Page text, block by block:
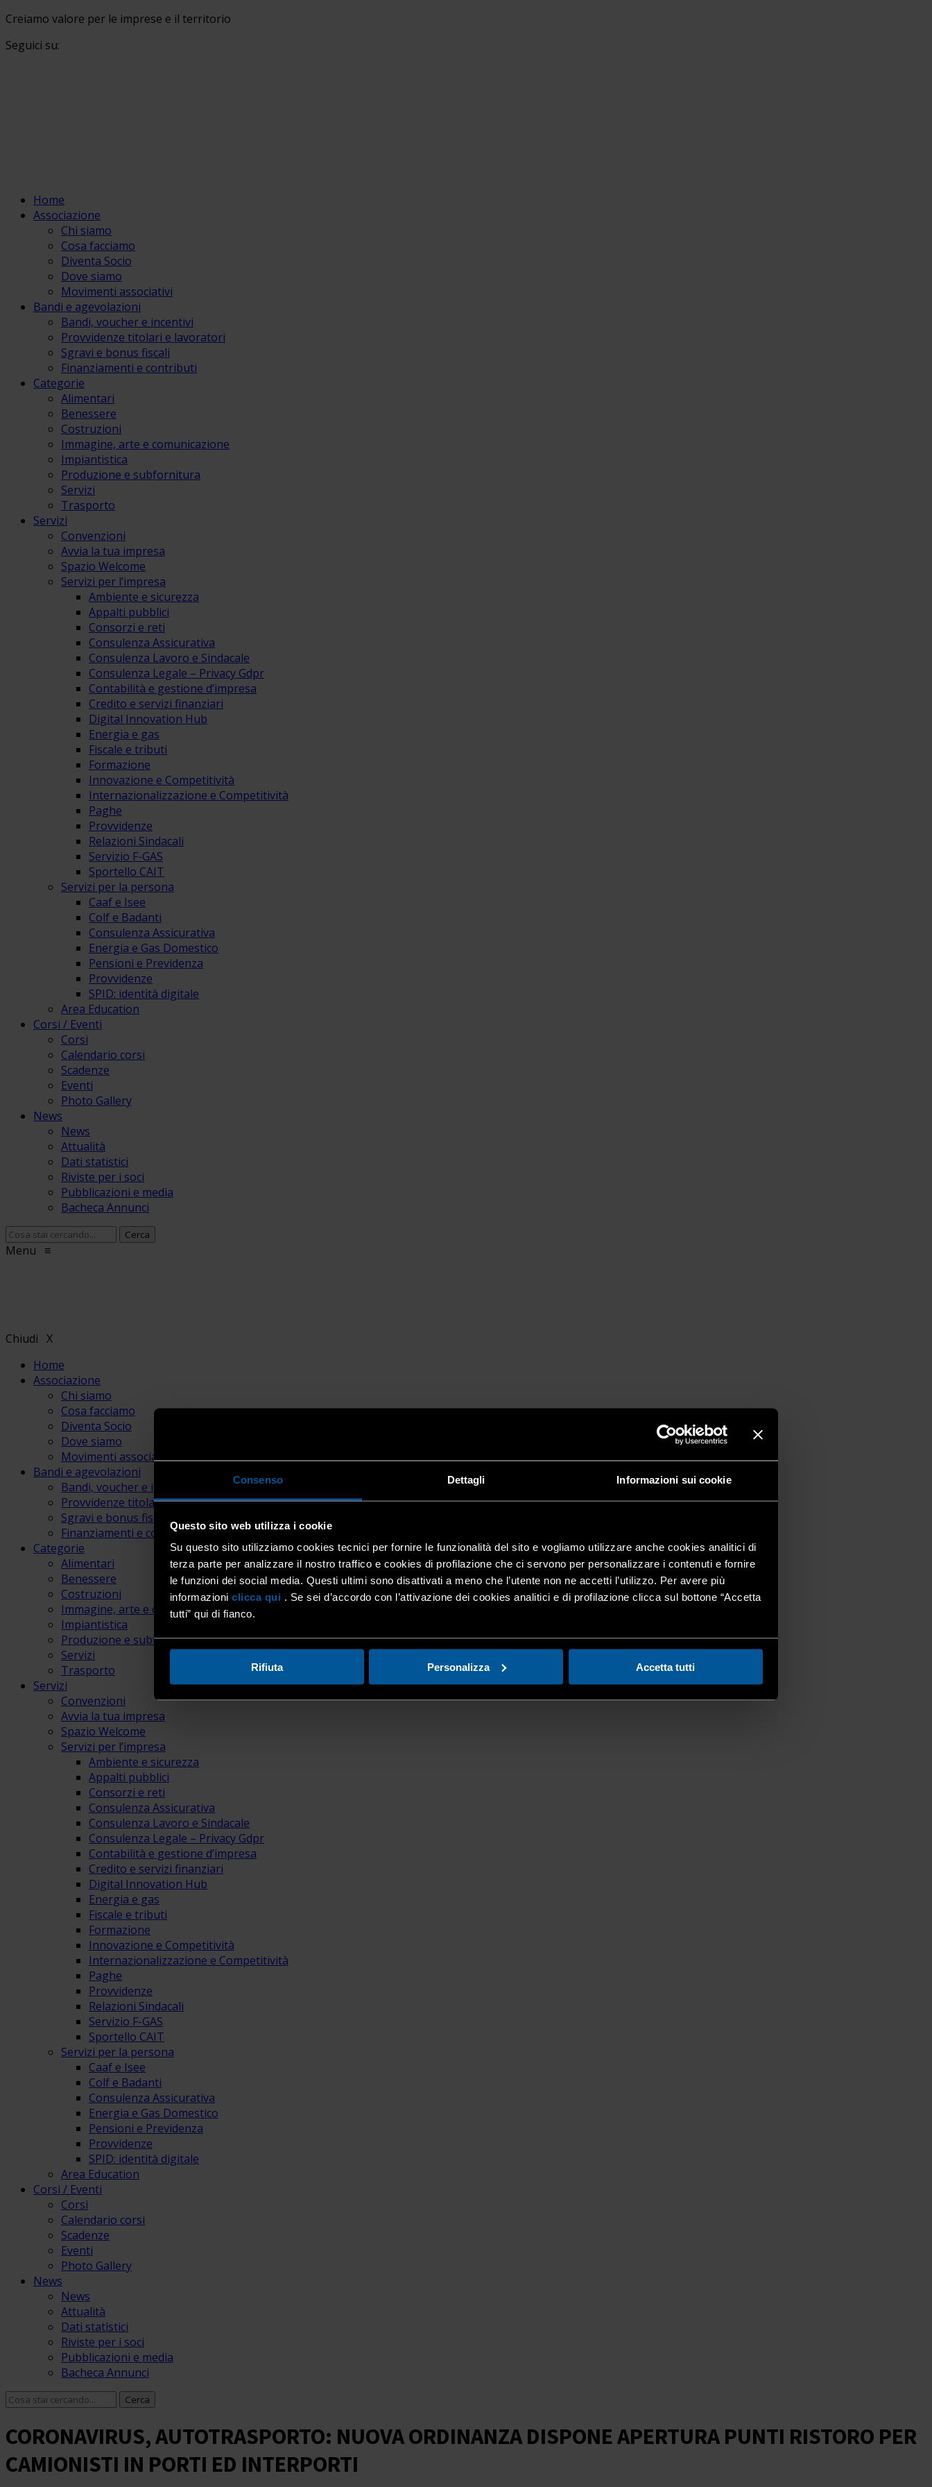
Consenso Dettagli Informazioni sui cookie
Questo sito web utilizza i cookie
Su questo sito utilizziamo cookies tecnici per fornire le funzionalità del sito e vogliamo utilizzare anche cookies analitici di
terza parte per analizzare il nostro traffico e cookies di profilazione che ci servono per personalizzare i contenuti e fornire
le funzioni dei social media. Questi ultimi sono disattivati a meno che l’utente non ne accetti l’utilizzo. Per avere più
informazioni clicca qui . Se sei d’accordo con l’attivazione dei cookies analitici e di profilazione clicca sul bottone “Accetta
tutti” qui di fianco.
Rifiuta Personalizza Accetta tutti
Creiamo valore per le imprese e il territorio
Seguici su:
Home
Associazione
Chi siamo
Cosa facciamo
Diventa Socio
Dove siamo
Movimenti associativi
Bandi e agevolazioni
Bandi, voucher e incentivi
Provvidenze titolari e lavoratori
Sgravi e bonus fiscali
Finanziamenti e contributi
Categorie
Alimentari
Benessere
Costruzioni
Immagine, arte e comunicazione
Impiantistica
Produzione e subfornitura
Servizi
Trasporto
Servizi
Convenzioni
Avvia la tua impresa
Spazio Welcome
Servizi per l’impresa
Ambiente e sicurezza
Appalti pubblici
Consorzi e reti
Consulenza Assicurativa
Consulenza Lavoro e Sindacale
Consulenza Legale – Privacy Gdpr
Contabilità e gestione d’impresa
Credito e servizi finanziari
Digital Innovation Hub
Energia e gas
Fiscale e tributi
Formazione
Innovazione e Competitività
Internazionalizzazione e Competitività
Paghe
Provvidenze
Relazioni Sindacali
Servizio F-GAS
Sportello CAIT
Servizi per la persona
Caaf e Isee
Colf e Badanti
Consulenza Assicurativa
Energia e Gas Domestico
Pensioni e Previdenza
Provvidenze
SPID: identità digitale
Area Education
Corsi / Eventi
Corsi
Calendario corsi
Scadenze
Eventi
Photo Gallery
News
News
Attualità
Dati statistici
Riviste per i soci
Pubblicazioni e media
Bacheca Annunci
Menu ≡
Chiudi X
Home
Associazione
Chi siamo
Cosa facciamo
Diventa Socio
Dove siamo
Movimenti associativi
Bandi e agevolazioni
Bandi, voucher e incentivi
Provvidenze titolari e lavoratori
Sgravi e bonus fiscali
Finanziamenti e contributi
Categorie
Alimentari
Benessere
Costruzioni
Immagine, arte e comunicazione
Impiantistica
Produzione e subfornitura
Servizi
Trasporto
Servizi
Convenzioni
Avvia la tua impresa
Spazio Welcome
Servizi per l’impresa
Ambiente e sicurezza
Appalti pubblici
Consorzi e reti
Consulenza Assicurativa
Consulenza Lavoro e Sindacale
Consulenza Legale – Privacy Gdpr
Contabilità e gestione d’impresa
Credito e servizi finanziari
Digital Innovation Hub
Energia e gas
Fiscale e tributi
Formazione
Innovazione e Competitività
Internazionalizzazione e Competitività
Paghe
Provvidenze
Relazioni Sindacali
Servizio F-GAS
Sportello CAIT
Servizi per la persona
Caaf e Isee
Colf e Badanti
Consulenza Assicurativa
Energia e Gas Domestico
Pensioni e Previdenza
Provvidenze
SPID: identità digitale
Area Education
Corsi / Eventi
Corsi
Calendario corsi
Scadenze
Eventi
Photo Gallery
News
News
Attualità
Dati statistici
Riviste per i soci
Pubblicazioni e media
Bacheca Annunci
CORONAVIRUS, AUTOTRASPORTO: NUOVA ORDINANZA DISPONE APERTURA PUNTI RISTORO PER
CAMIONISTI IN PORTI ED INTERPORTI